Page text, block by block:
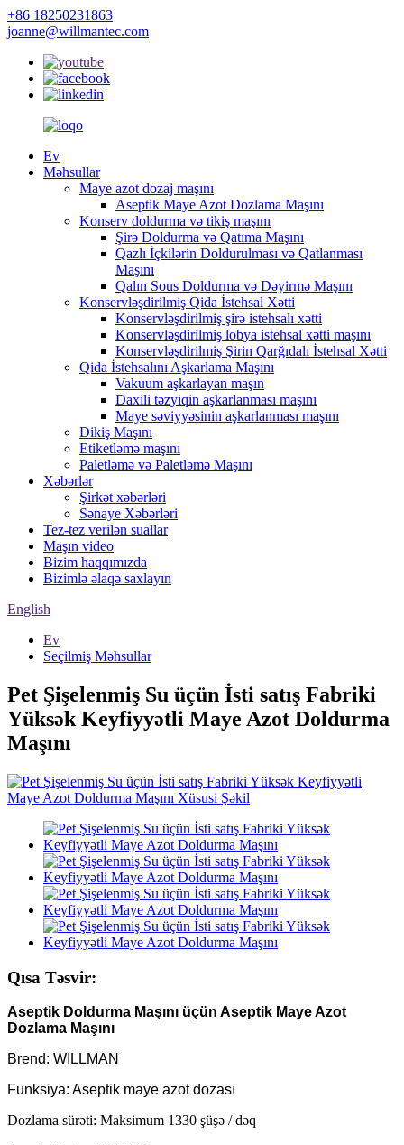
+86 18250231863
joanne@willmantec.com
Ev
Məhsullar
Maye azot dozaj maşını
Aseptik Maye Azot Dozlama Maşını
Konserv doldurma və tikiş maşını
Şirə Doldurma və Qatıma Maşını
Qazlı İçkilərin Doldurulması və Qatlanması
Maşını
Qalın Sous Doldurma və Dəyirmə Maşını
Konservləşdirilmiş Qida İstehsal Xətti
Konservləşdirilmiş şirə istehsalı xətti
Konservləşdirilmiş lobya istehsal xətti maşını
Konservləşdirilmiş Şirin Qarğıdalı İstehsal Xətti
Qida İstehsalını Aşkarlama Maşını
Vakuum aşkarlayan maşın
Daxili təzyiqin aşkarlanması maşını
Maye səviyyəsinin aşkarlanması maşını
Dikiş Maşını
Etiketləmə maşını
Paletləmə və Paletləmə Maşını
Xəbərlər
Şirkət xəbərləri
Sənaye Xəbərləri
Tez-tez verilən suallar
Maşın video
Bizim haqqımızda
Bizimlə əlaqə saxlayın
English
Ev
Seçilmiş Məhsullar
Pet Şişelenmiş Su üçün İsti satış Fabriki
Yüksək Keyfiyyətli Maye Azot Doldurma
Maşını
Qısa Təsvir:
Aseptik Doldurma Maşını üçün Aseptik Maye Azot
Dozlama Maşını
Brend: WILLMAN
Funksiya: Aseptik maye azot dozası
Dozlama sürəti: Maksimum 1330 şüşə / dəq